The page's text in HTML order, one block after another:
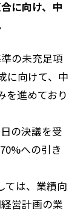
に向け、中
の未充足項
に向けて、中
を進めており
の決議を受
への引き
ては、業績向
営計画の業